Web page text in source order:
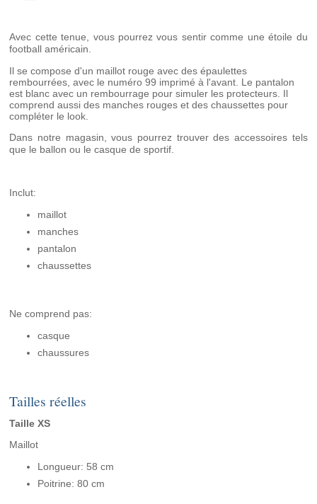
Avec cette tenue, vous pourrez vous sentir comme une étoile du
football américain.
Il se compose d'un maillot rouge avec des épaulettes
rembourrées, avec le numéro 99 imprimé à l'avant. Le pantalon
est blanc avec un rembourrage pour simuler les protecteurs. Il
comprend aussi des manches rouges et des chaussettes pour
compléter le look.
Dans notre magasin, vous pourrez trouver des accessoires tels
que le ballon ou le casque de sportif.
Inclut:
maillot
manches
pantalon
chaussettes
Ne comprend pas:
casque
chaussures
Tailles réelles
Taille XS
Maillot
Longueur: 58 cm
Poitrine: 80 cm